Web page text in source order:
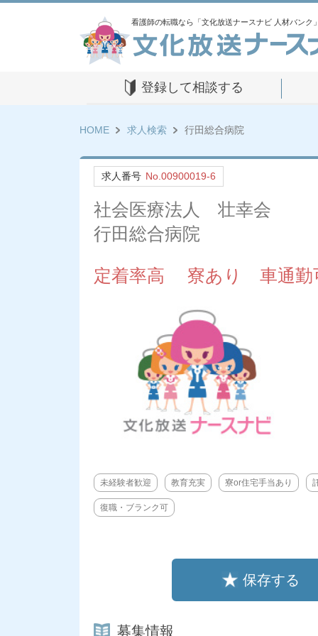
看護師の転職なら「文化放送ナースナビ 人材バンク
登録して相談する
HOME 求人検索 行田総合病院
求人番号 No.00900019-6
社会医療法人 壮幸会
行田総合病院
定着率高 寮あり 車通勤
未経験者歓迎 教育充実 寮or住宅手当あり
復職・ブランク可
保存する
募集情報